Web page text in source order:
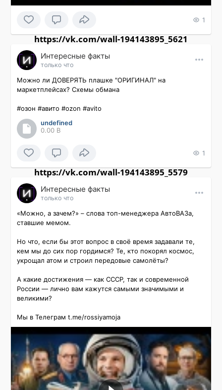
1
https://vk.com/wall-194143895_5621
Интересные факты
только что
Можно ли ДОВЕРЯТЬ плашке "ОРИГИНАЛ" на
маркетплейсах? Схемы обмана
#озон #авито #ozon #avito
undefined
0.00 B
1
https://vk.com/wall-194143895_5579
Интересные факты
только что
«Можно, а зачем?» – слова топ-менеджера АвтоВАЗа,
ставшие мемом.
Но что, если бы этот вопрос в своё время задавали те,
кем мы до сих пор гордимся? Те, кто покорял космос,
укрощал атом и строил передовые самолёты?
А какие достижения — как СССР, так и современной
России — лично вам кажутся самыми значимыми и
великими?
Мы в Телеграм t.me/rossiyamoja